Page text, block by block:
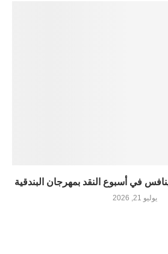
في أسبوع النقد بمهرجان البندقية
يوليو 21, 2026